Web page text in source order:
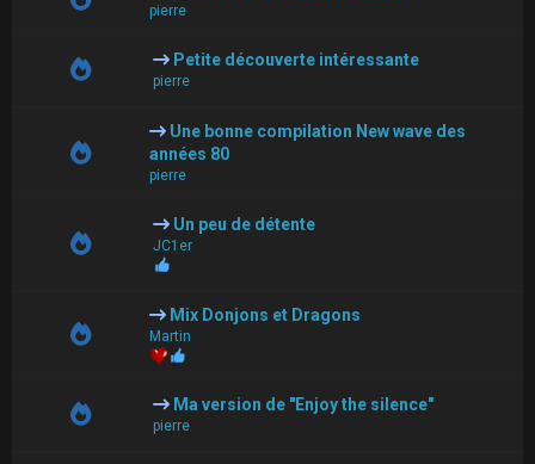
pierre
Petite découverte intéressante
pierre
Une bonne compilation New wave des
années 80
pierre
Un peu de détente
JC1er
Mix Donjons et Dragons
Martin
Ma version de "Enjoy the silence"
pierre